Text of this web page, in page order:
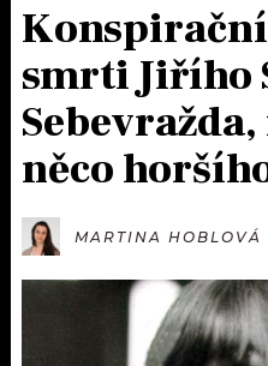
ČLÁNKY
HUDBA
ROZHOVORY
KALENDÁŘ
PODCASTY
JAK NALADIT
RÁDIO
APLIKACE
SOUTĚŽE
smrti Jiřího
něco
MARTINA HOBLOVÁ